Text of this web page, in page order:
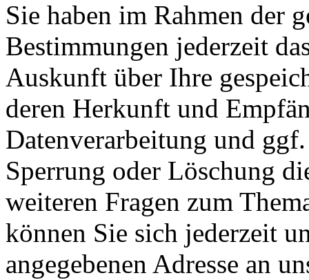
Sie haben im Rahmen der
Bestimmungen jederzeit
Auskunft über Ihre
deren Herkunft und
Datenverarbeitung und
Sperrung oder Löschung
weiteren Fragen zum
können Sie sich jederzeit
angegebenen Adresse an